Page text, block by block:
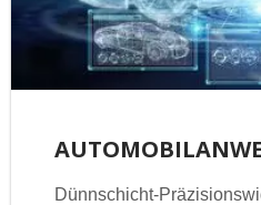
Dünnschicht-